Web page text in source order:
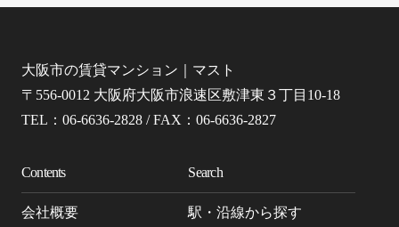
大阪市の賃貸マンション｜マスト
〒556-0012 大阪府大阪市浪速区敷津東３丁目10-18
TEL：06-6636-2828 / FAX：06-6636-2827
Contents
会社概要
Search
駅・沿線から探す